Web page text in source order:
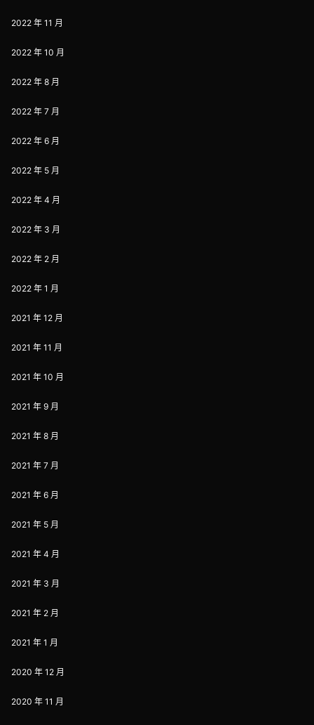
2022 年 11 月
2022 年 10 月
2022 年 8 月
2022 年 7 月
2022 年 6 月
2022 年 5 月
2022 年 4 月
2022 年 3 月
2022 年 2 月
2022 年 1 月
2021 年 12 月
2021 年 11 月
2021 年 10 月
2021 年 9 月
2021 年 8 月
2021 年 7 月
2021 年 6 月
2021 年 5 月
2021 年 4 月
2021 年 3 月
2021 年 2 月
2021 年 1 月
2020 年 12 月
2020 年 11 月